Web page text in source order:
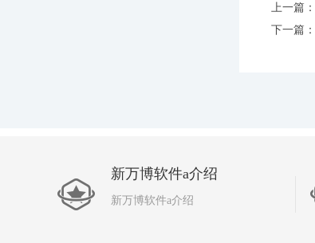
上一篇：
下一篇：
新万博软件a介绍
新万博软件a介绍